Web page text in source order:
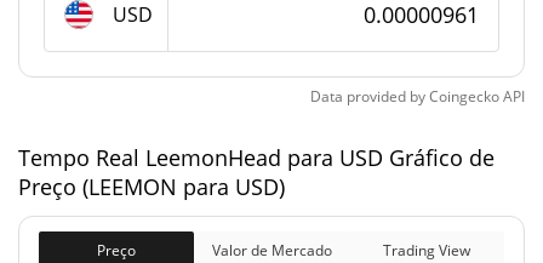
Fornecimento total
1,000,000,000 LEEMON
LeemonHead Capitalização de mercado
Capitalização de
mercado
$9,613.48
17.02%
USD
Data provided byCoingeckoAPI
Tempo Real LeemonHead para USD Gráfico de
Preço (LEEMON para USD)
Preço Valor de Mercado Trading View